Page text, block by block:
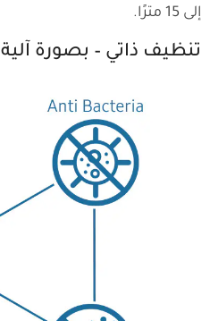
إلى 15 مترًا.
تنظيف ذاتي – بصورة آلية